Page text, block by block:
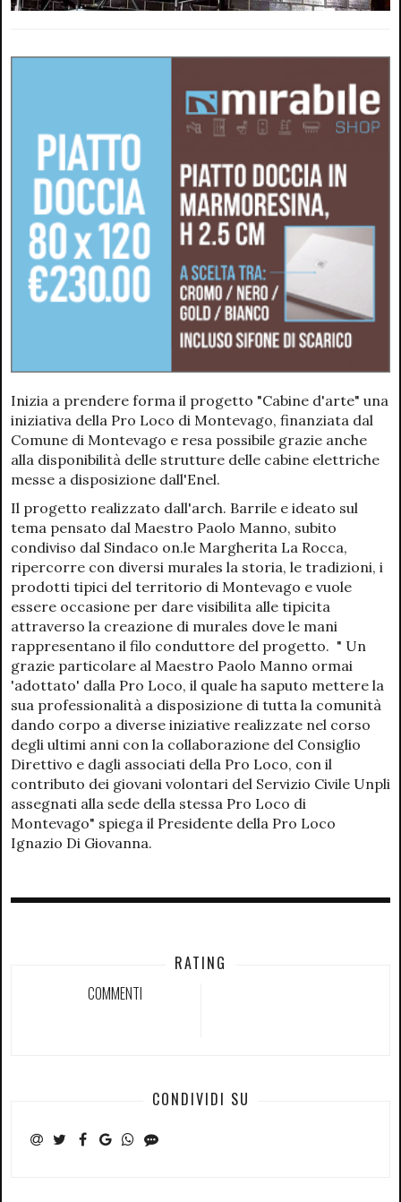
Inizia a prendere forma il progetto "Cabine d'arte" una
iniziativa della Pro Loco di Montevago, finanziata dal
Comune di Montevago e resa possibile grazie anche
alla disponibilità delle strutture delle cabine elettriche
messe a disposizione dall'Enel.
Il progetto realizzato dall'arch. Barrile e ideato sul
tema pensato dal Maestro Paolo Manno, subito
condiviso dal Sindaco on.le Margherita La Rocca,
ripercorre con diversi murales la storia, le tradizioni, i
prodotti tipici del territorio di Montevago e vuole
essere occasione per dare visibilita alle tipicita
attraverso la creazione di murales dove le mani
rappresentano il filo conduttore del progetto. " Un
grazie particolare al Maestro Paolo Manno ormai
'adottato' dalla Pro Loco, il quale ha saputo mettere la
sua professionalità a disposizione di tutta la comunità
dando corpo a diverse iniziative realizzate nel corso
degli ultimi anni con la collaborazione del Consiglio
Direttivo e dagli associati della Pro Loco, con il
contributo dei giovani volontari del Servizio Civile Unpli
assegnati alla sede della stessa Pro Loco di
Montevago" spiega il Presidente della Pro Loco
Ignazio Di Giovanna.
RATING
COMMENTI
CONDIVIDI SU